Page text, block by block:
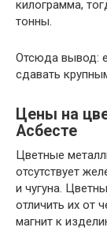
килограмма,
тонны.
Отсюда вывод:
сдавать
Цены на
Асбесте
Цветные
отсутствует
и чугуна.
отличить их от
магнит к